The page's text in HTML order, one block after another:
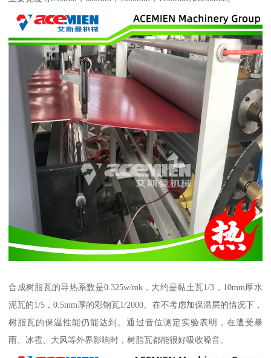
合成树脂瓦的导热系数是0.325w/mk，大约是黏土瓦1/3，10mm厚水
泥瓦的1/5，0.5mm厚的彩钢瓦1/2000。在不考虑加保温层的情况下，
树脂瓦的保温性能仍能达到。通过音位测定实验表明，在遭受暴
雨、冰雹、大风等外界影响时，树脂瓦都能很好吸收噪音。